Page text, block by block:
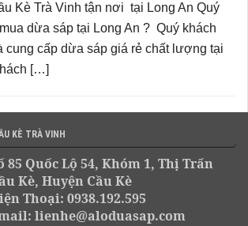
Kè Trà Vinh tận nơi tại Long An Quý
dừa sáp tại Long An ? Quý khách
cung cấp dừa sáp giá rẻ chất lượng tại
[…]
KÈ TRÀ VINH
85 Quốc Lộ 54, Khóm 1, Thị Trấn
Kè, Huyện Cầu Kè
Thoại: 0938.192.595
lienhe@aloduasap.com